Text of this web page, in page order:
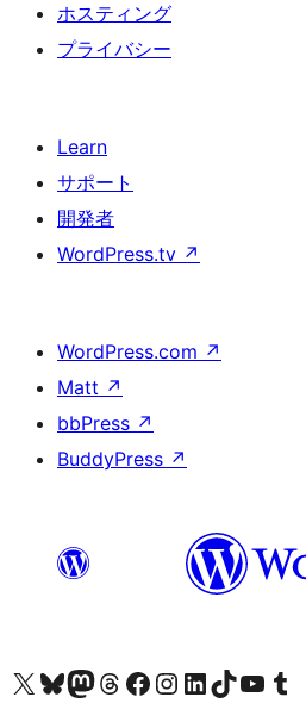
ホスティング
プライバシー
Learn
サポート
開発者
WordPress.tv ↗
WordPress.com ↗
Matt ↗
bbPress ↗
BuddyPress ↗
X (旧 Twitter) アカウントへBluesky アカウントへMastodon アカウントへThreads アカウントへ Facebook ページへInstagram アカウントへ LinkedIn アカウントへTikTok アカウントへYouTube チャンネルへ Tumblr アカウントへ